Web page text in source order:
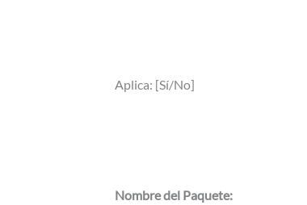
Aplica: [Sí/No]
Nombre del Paquete: